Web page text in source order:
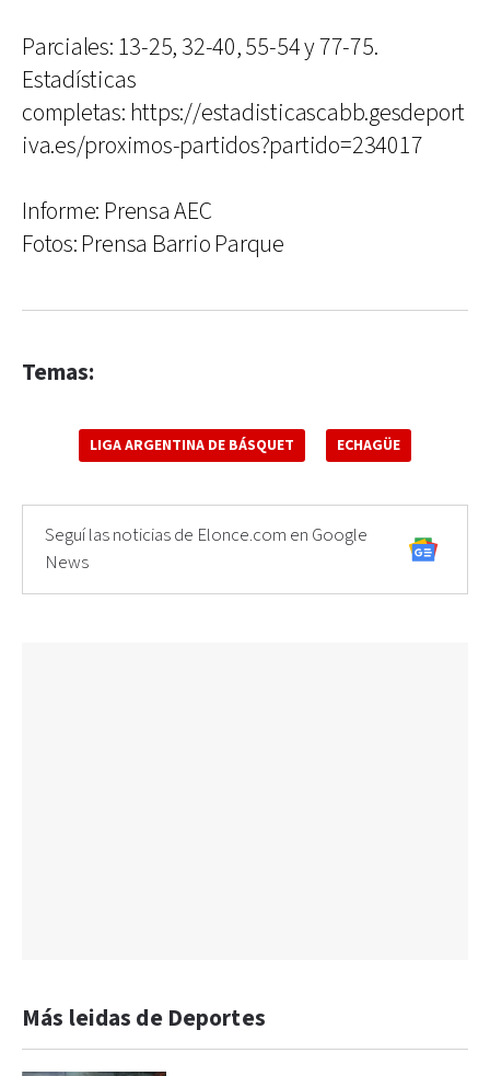
Parciales: 13-25, 32-40, 55-54 y 77-75.
Estadísticas
completas: https://estadisticascabb.gesdeport
iva.es/proximos-partidos?partido=234017
Informe: Prensa AEC
Fotos: Prensa Barrio Parque
Temas:
LIGA ARGENTINA DE BÁSQUET ECHAGÜE
Seguí las noticias de Elonce.com en Google
News
Más leidas de Deportes